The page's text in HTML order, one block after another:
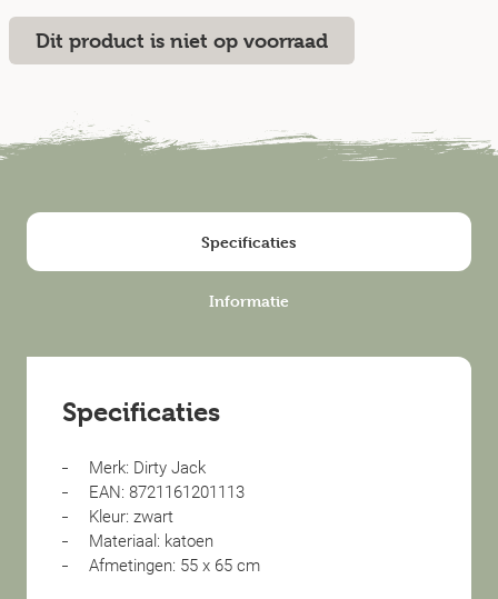
Dit product is niet op voorraad
Specificaties
Informatie
Specificaties
Merk: Dirty Jack
EAN: 8721161201113
Kleur: zwart
Materiaal: katoen
Afmetingen: 55 x 65 cm